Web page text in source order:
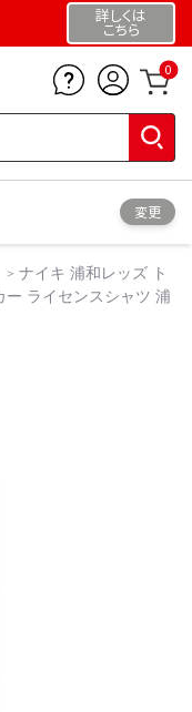
詳しくは
こちら
0
変更
ナイキ 浦和レッズ ト
ー ライセンスシャツ 浦